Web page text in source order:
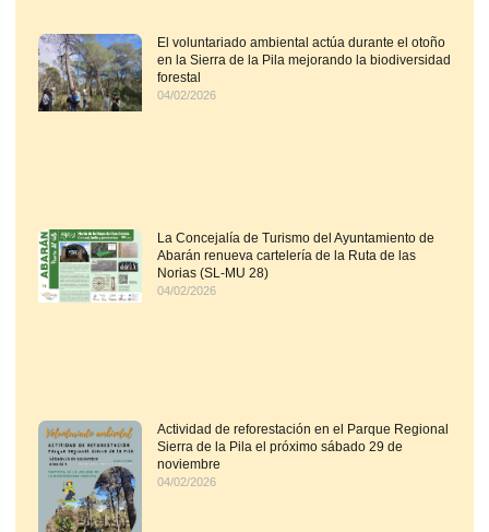
El voluntariado ambiental actúa durante el otoño
en la Sierra de la Pila mejorando la biodiversidad
forestal
04/02/2026
La Concejalía de Turismo del Ayuntamiento de
Abarán renueva cartelería de la Ruta de las
Norias (SL-MU 28)
04/02/2026
Actividad de reforestación en el Parque Regional
Sierra de la Pila el próximo sábado 29 de
noviembre
04/02/2026